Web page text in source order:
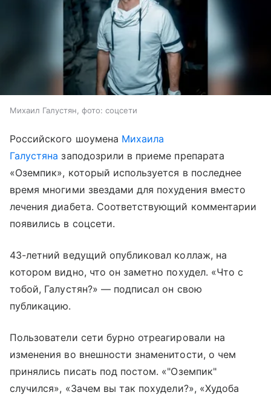
Михаил Галустян, фото: соцсети
Российского шоумена Михаила
Галустяна заподозрили в приеме препарата
«Оземпик», который используется в последнее
время многими звездами для похудения вместо
лечения диабета. Соответствующий комментарии
появились в соцсети.
43-летний ведущий опубликовал коллаж, на
котором видно, что он заметно похудел. «Что с
тобой, Галустян?» — подписал он свою
публикацию.
Пользователи сети бурно отреагировали на
изменения во внешности знаменитости, о чем
принялись писать под постом. «"Оземпик"
случился», «Зачем вы так похудели?», «Худоба